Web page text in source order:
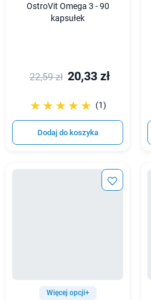
OstroVit Omega 3 - 90
kapsułek
22,59 zł 20,33 zł
☆☆☆☆☆
★★★★★ (1)
Dodaj do koszyka
Więcej opcji+